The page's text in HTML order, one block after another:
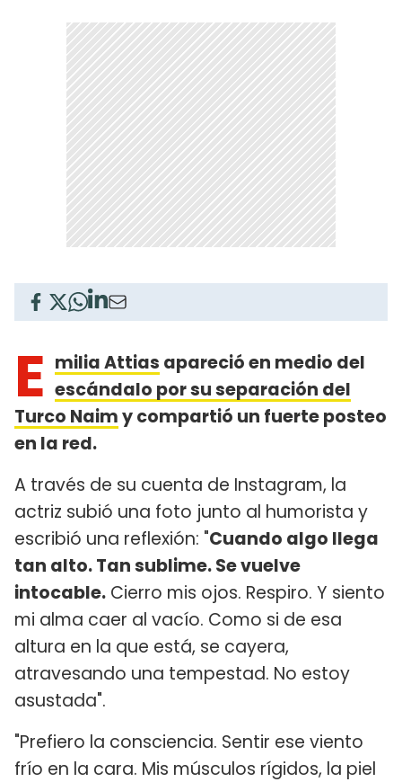
E milia Attias apareció en medio del
escándalo por su separación del
Turco Naimy compartió un fuerte posteo
en la red.
A través de su cuenta de Instagram, la
actriz subió una foto junto al humorista y
escribió una reflexión: "Cuando algo llega
tan alto. Tan sublime. Se vuelve
intocable. Cierro mis ojos. Respiro. Y siento
mi alma caer al vacío. Como si de esa
altura en la que está, se cayera,
atravesando una tempestad. No estoy
asustada".
"Prefiero la consciencia. Sentir ese viento
frío en la cara. Mis músculos rígidos, la piel